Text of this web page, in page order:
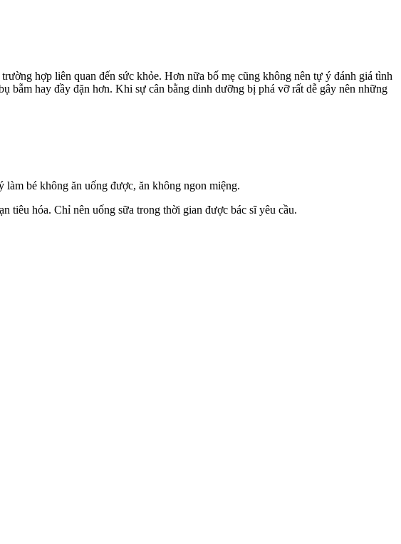
hợp liên quan đến sức khỏe. Hơn nữa bố mẹ cũng không nên tự ý đánh giá tình
bẫm hay đầy đặn hơn. Khi sự cân bằng dinh dưỡng bị phá vỡ rất dễ gây nên những
làm bé không ăn uống được, ăn không ngon miệng.
tiêu hóa. Chỉ nên uống sữa trong thời gian được bác sĩ yêu cầu.